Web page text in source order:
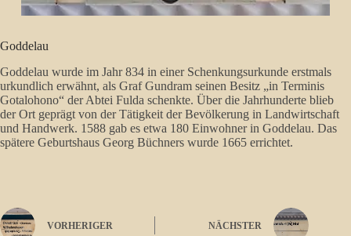
Goddelau
Goddelau wurde im Jahr 834 in einer Schenkungsurkunde erstmals
urkundlich erwähnt, als Graf Gundram seinen Besitz „in Terminis
Gotalohono“ der Abtei Fulda schenkte. Über die Jahrhunderte blieb
der Ort geprägt von der Tätigkeit der Bevölkerung in Landwirtschaft
und Handwerk. 1588 gab es etwa 180 Einwohner in Goddelau. Das
spätere Geburtshaus Georg Büchners wurde 1665 errichtet.
VORHERIGER NÄCHSTER